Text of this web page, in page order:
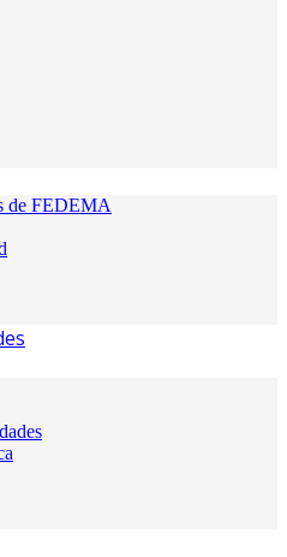
de FEDEMA